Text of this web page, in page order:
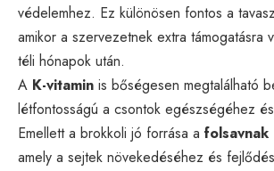
védelemhez. Ez különösen fontos a
amikor a szervezetnek extra támogatásra
téli hónapok után.
A K-vitamin is bőségesen megtalálható
létfontosságú a csontok egészségéhez
Emellett a brokkoli jó forrása a folsavnak
amely a sejtek növekedéséhez és